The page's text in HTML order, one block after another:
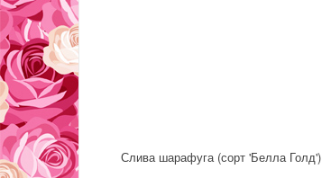
Слива шарафуга (сорт 'Белла Голд')